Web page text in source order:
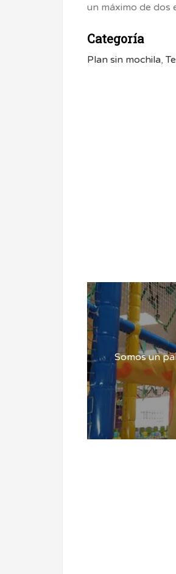
un máximo de
Categoría
Plan sin mochila,
Somos un